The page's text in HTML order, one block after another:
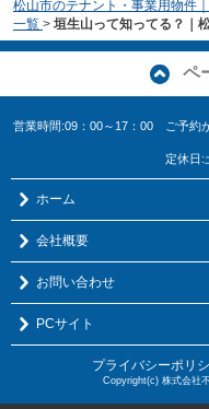
松山市のテナント・事業用物件
一覧 > 垣生山って知ってる？｜
ペ
営業時間:09：00～17：00 ご予約
定休日:
ホーム
会社概要
お問い合わせ
PCサイト
プライバシーポリ
Copyright(c) 株式会社